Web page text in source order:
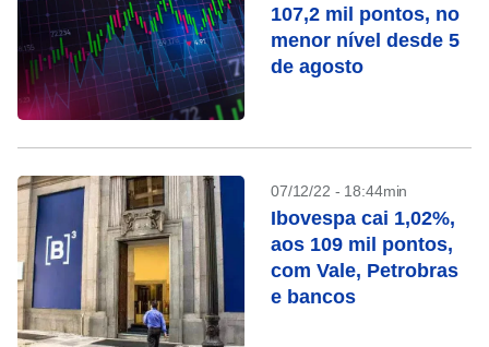
107,2 mil pontos, no
menor nível desde 5
de agosto
07/12/22 - 18:44min
Ibovespa cai 1,02%,
aos 109 mil pontos,
com Vale, Petrobras
e bancos